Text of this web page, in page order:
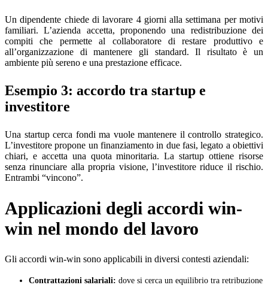
Un dipendente chiede di lavorare 4 giorni alla settimana per motivi
familiari. L’azienda accetta, proponendo una redistribuzione dei
compiti che permette al collaboratore di restare produttivo e
all’organizzazione di mantenere gli standard. Il risultato è un
ambiente più sereno e una prestazione efficace.
Esempio 3: accordo tra startup e
investitore
Una startup cerca fondi ma vuole mantenere il controllo strategico.
L’investitore propone un finanziamento in due fasi, legato a obiettivi
chiari, e accetta una quota minoritaria. La startup ottiene risorse
senza rinunciare alla propria visione, l’investitore riduce il rischio.
Entrambi “vincono”.
Applicazioni degli accordi win-
win nel mondo del lavoro
Gli accordi win-win sono applicabili in diversi contesti aziendali:
Contrattazioni salariali: dove si cerca un equilibrio tra retribuzione